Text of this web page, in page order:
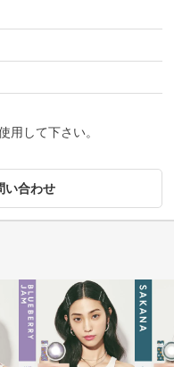
用して下さい。
い合わせ